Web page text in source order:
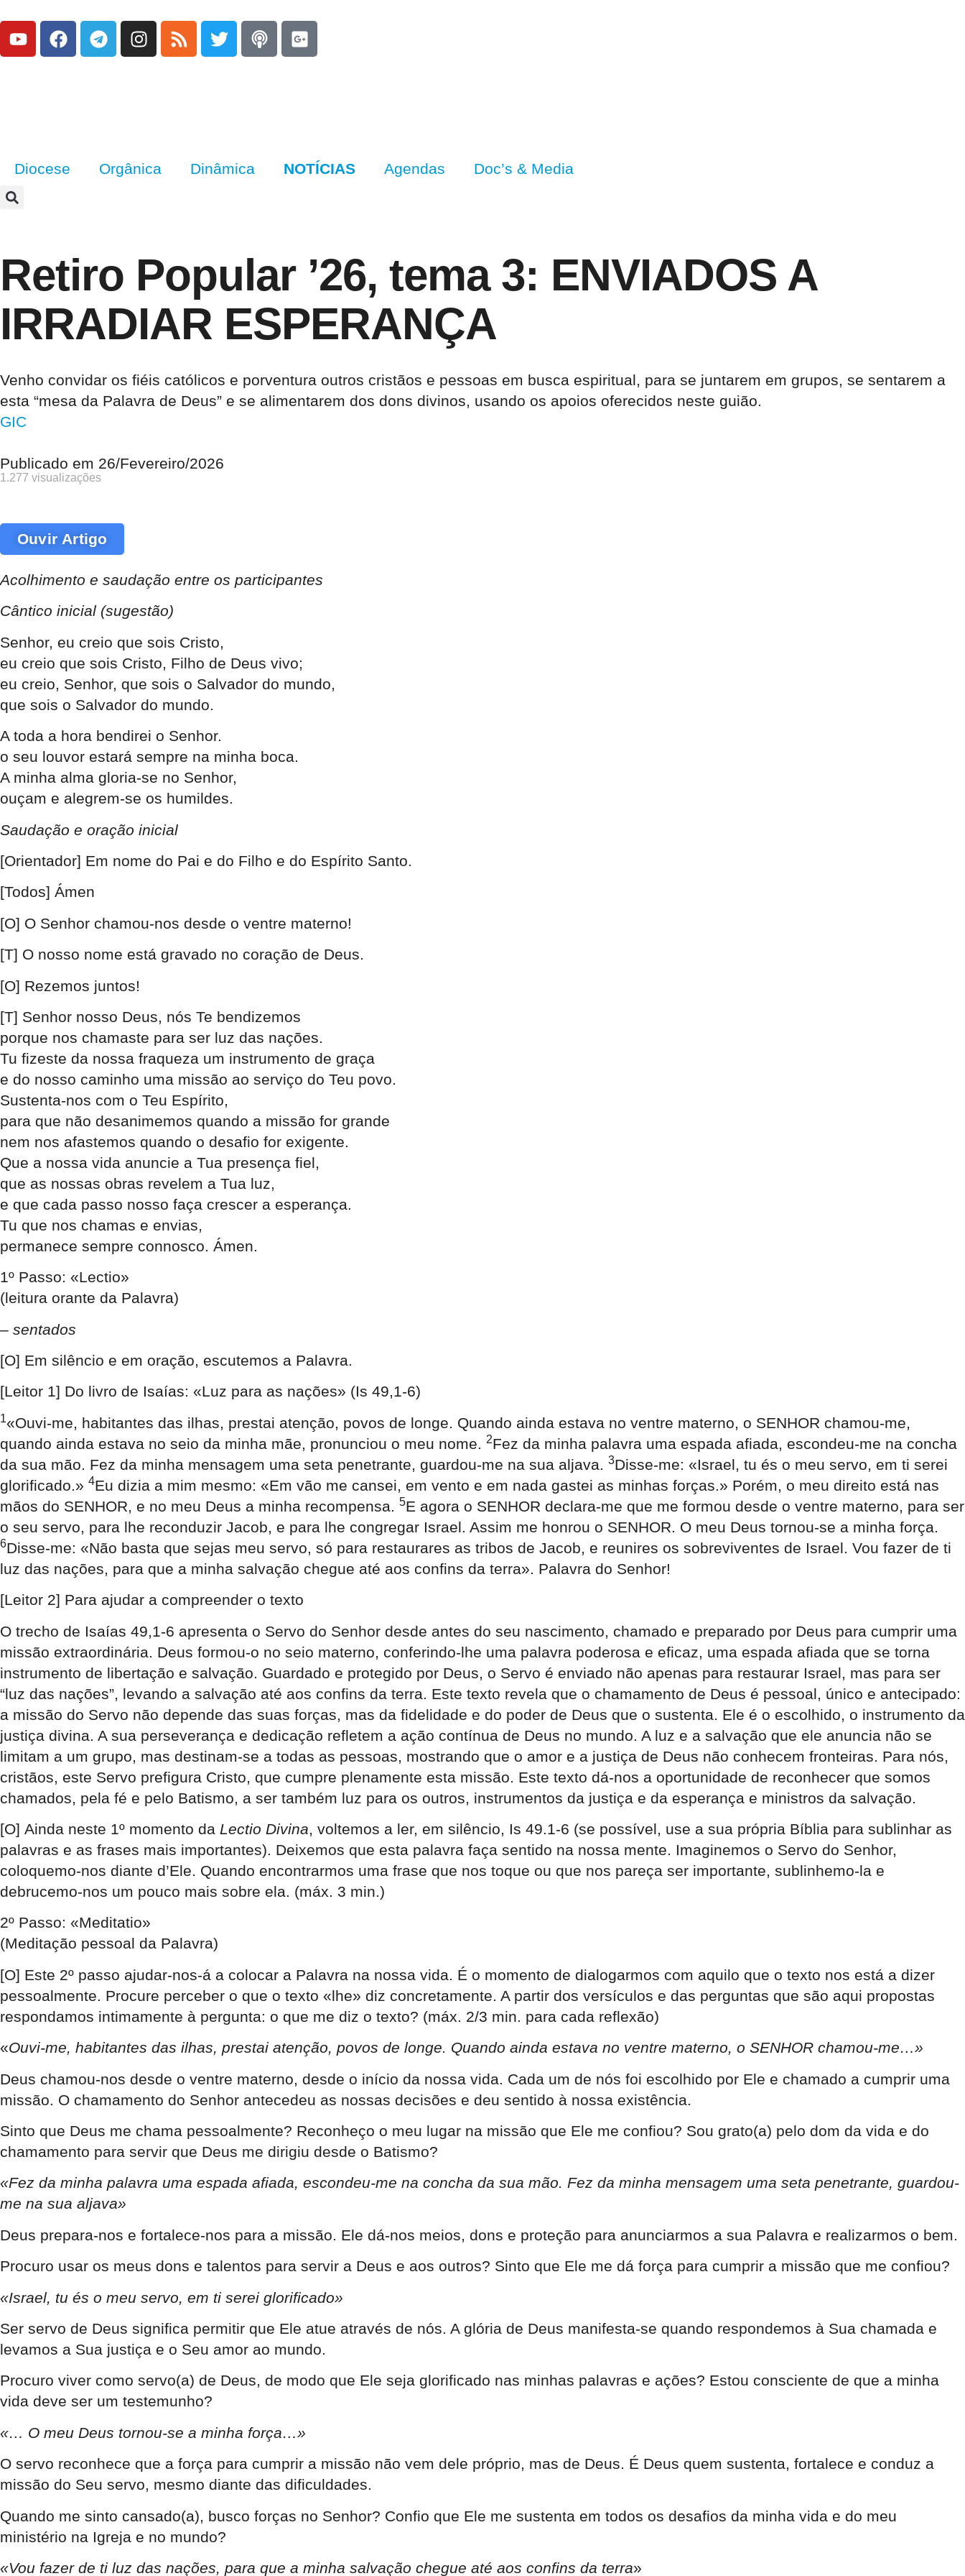
Diocese Orgânica Dinâmica NOTÍCIAS Agendas Doc’s & Media
Retiro Popular ’26, tema 3: ENVIADOS A
IRRADIAR ESPERANÇA
Venho convidar os fiéis católicos e porventura outros cristãos e pessoas em busca espiritual, para se juntarem em grupos, se sentarem a
esta “mesa da Palavra de Deus” e se alimentarem dos dons divinos, usando os apoios oferecidos neste guião.
GIC
Publicado em 26/Fevereiro/2026
1.277 visualizações
Ouvir Artigo
Acolhimento e saudação entre os participantes
Cântico inicial (sugestão)
Senhor, eu creio que sois Cristo,
eu creio que sois Cristo, Filho de Deus vivo;
eu creio, Senhor, que sois o Salvador do mundo,
que sois o Salvador do mundo.
A toda a hora bendirei o Senhor.
o seu louvor estará sempre na minha boca.
A minha alma gloria-se no Senhor,
ouçam e alegrem-se os humildes.
Saudação e oração inicial
[Orientador] Em nome do Pai e do Filho e do Espírito Santo.
[Todos] Ámen
[O] O Senhor chamou-nos desde o ventre materno!
[T] O nosso nome está gravado no coração de Deus.
[O] Rezemos juntos!
[T] Senhor nosso Deus, nós Te bendizemos
porque nos chamaste para ser luz das nações.
Tu fizeste da nossa fraqueza um instrumento de graça
e do nosso caminho uma missão ao serviço do Teu povo.
Sustenta-nos com o Teu Espírito,
para que não desanimemos quando a missão for grande
nem nos afastemos quando o desafio for exigente.
Que a nossa vida anuncie a Tua presença fiel,
que as nossas obras revelem a Tua luz,
e que cada passo nosso faça crescer a esperança.
Tu que nos chamas e envias,
permanece sempre connosco. Ámen.
1º Passo: «Lectio»
(leitura orante da Palavra)
– sentados
[O] Em silêncio e em oração, escutemos a Palavra.
[Leitor 1] Do livro de Isaías: «Luz para as nações» (Is 49,1-6)
1«Ouvi-me, habitantes das ilhas, prestai atenção, povos de longe. Quando ainda estava no ventre materno, o SENHOR chamou-me,
quando ainda estava no seio da minha mãe, pronunciou o meu nome. 2Fez da minha palavra uma espada afiada, escondeu-me na concha
da sua mão. Fez da minha mensagem uma seta penetrante, guardou-me na sua aljava. 3Disse-me: «Israel, tu és o meu servo, em ti serei
glorificado.» 4Eu dizia a mim mesmo: «Em vão me cansei, em vento e em nada gastei as minhas forças.» Porém, o meu direito está nas
mãos do SENHOR, e no meu Deus a minha recompensa. 5E agora o SENHOR declara-me que me formou desde o ventre materno, para ser
o seu servo, para lhe reconduzir Jacob, e para lhe congregar Israel. Assim me honrou o SENHOR. O meu Deus tornou-se a minha força.
6Disse-me: «Não basta que sejas meu servo, só para restaurares as tribos de Jacob, e reunires os sobreviventes de Israel. Vou fazer de ti
luz das nações, para que a minha salvação chegue até aos confins da terra». Palavra do Senhor!
[Leitor 2] Para ajudar a compreender o texto
O trecho de Isaías 49,1-6 apresenta o Servo do Senhor desde antes do seu nascimento, chamado e preparado por Deus para cumprir uma
missão extraordinária. Deus formou-o no seio materno, conferindo-lhe uma palavra poderosa e eficaz, uma espada afiada que se torna
instrumento de libertação e salvação. Guardado e protegido por Deus, o Servo é enviado não apenas para restaurar Israel, mas para ser
“luz das nações”, levando a salvação até aos confins da terra. Este texto revela que o chamamento de Deus é pessoal, único e antecipado:
a missão do Servo não depende das suas forças, mas da fidelidade e do poder de Deus que o sustenta. Ele é o escolhido, o instrumento da
justiça divina. A sua perseverança e dedicação refletem a ação contínua de Deus no mundo. A luz e a salvação que ele anuncia não se
limitam a um grupo, mas destinam-se a todas as pessoas, mostrando que o amor e a justiça de Deus não conhecem fronteiras. Para nós,
cristãos, este Servo prefigura Cristo, que cumpre plenamente esta missão. Este texto dá-nos a oportunidade de reconhecer que somos
chamados, pela fé e pelo Batismo, a ser também luz para os outros, instrumentos da justiça e da esperança e ministros da salvação.
[O] Ainda neste 1º momento da Lectio Divina, voltemos a ler, em silêncio, Is 49.1-6 (se possível, use a sua própria Bíblia para sublinhar as
palavras e as frases mais importantes). Deixemos que esta palavra faça sentido na nossa mente. Imaginemos o Servo do Senhor,
coloquemo-nos diante d’Ele. Quando encontrarmos uma frase que nos toque ou que nos pareça ser importante, sublinhemo-la e
debrucemo-nos um pouco mais sobre ela. (máx. 3 min.)
2º Passo: «Meditatio»
(Meditação pessoal da Palavra)
[O] Este 2º passo ajudar-nos-á a colocar a Palavra na nossa vida. É o momento de dialogarmos com aquilo que o texto nos está a dizer
pessoalmente. Procure perceber o que o texto «lhe» diz concretamente. A partir dos versículos e das perguntas que são aqui propostas
respondamos intimamente à pergunta: o que me diz o texto? (máx. 2/3 min. para cada reflexão)
«Ouvi-me, habitantes das ilhas, prestai atenção, povos de longe. Quando ainda estava no ventre materno, o SENHOR chamou-me…»
Deus chamou-nos desde o ventre materno, desde o início da nossa vida. Cada um de nós foi escolhido por Ele e chamado a cumprir uma
missão. O chamamento do Senhor antecedeu as nossas decisões e deu sentido à nossa existência.
Sinto que Deus me chama pessoalmente? Reconheço o meu lugar na missão que Ele me confiou? Sou grato(a) pelo dom da vida e do
chamamento para servir que Deus me dirigiu desde o Batismo?
«Fez da minha palavra uma espada afiada, escondeu-me na concha da sua mão. Fez da minha mensagem uma seta penetrante, guardou-
me na sua aljava»
Deus prepara-nos e fortalece-nos para a missão. Ele dá-nos meios, dons e proteção para anunciarmos a sua Palavra e realizarmos o bem.
Procuro usar os meus dons e talentos para servir a Deus e aos outros? Sinto que Ele me dá força para cumprir a missão que me confiou?
«Israel, tu és o meu servo, em ti serei glorificado»
Ser servo de Deus significa permitir que Ele atue através de nós. A glória de Deus manifesta-se quando respondemos à Sua chamada e
levamos a Sua justiça e o Seu amor ao mundo.
Procuro viver como servo(a) de Deus, de modo que Ele seja glorificado nas minhas palavras e ações? Estou consciente de que a minha
vida deve ser um testemunho?
«… O meu Deus tornou-se a minha força…»
O servo reconhece que a força para cumprir a missão não vem dele próprio, mas de Deus. É Deus quem sustenta, fortalece e conduz a
missão do Seu servo, mesmo diante das dificuldades.
Quando me sinto cansado(a), busco forças no Senhor? Confio que Ele me sustenta em todos os desafios da minha vida e do meu
ministério na Igreja e no mundo?
«Vou fazer de ti luz das nações, para que a minha salvação chegue até aos confins da terra»